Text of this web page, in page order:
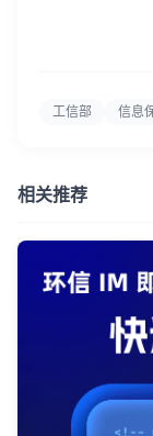
工信部 信息
相关推荐